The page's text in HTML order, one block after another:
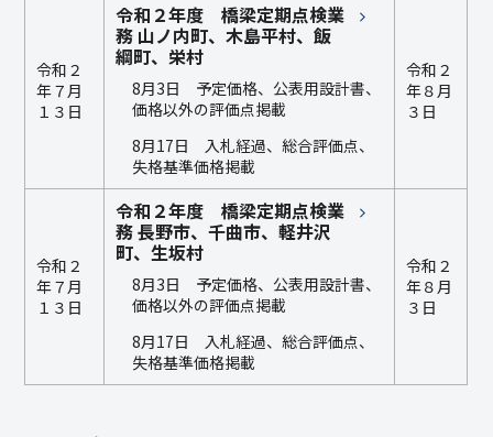
令和２
年７月
１３日
令和２年度 橋梁定期点検業
務 山ノ内町、木島平村、飯
綱町、栄村
8月3日 予定価格、公表用設計書、
価格以外の評価点掲載
8月17日 入札経過、総合評価点、
失格基準価格掲載
令和２
年８月
３日
令和２
年７月
１３日
令和２年度 橋梁定期点検業
務 長野市、千曲市、軽井沢
町、生坂村
8月3日 予定価格、公表用設計書、
価格以外の評価点掲載
8月17日 入札経過、総合評価点、
失格基準価格掲載
令和２
年８月
３日